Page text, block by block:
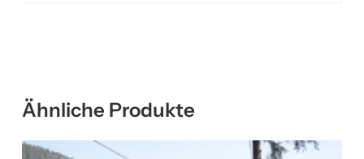
Ähnliche Produkte